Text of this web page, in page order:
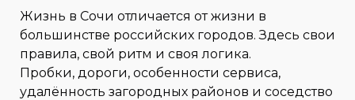
Жизнь в Сочи отличается от жизни в
большинстве российских городов. Здесь свои
правила, свой ритм и своя логика.
Пробки, дороги, особенности сервиса,
удалённость загородных районов и соседство